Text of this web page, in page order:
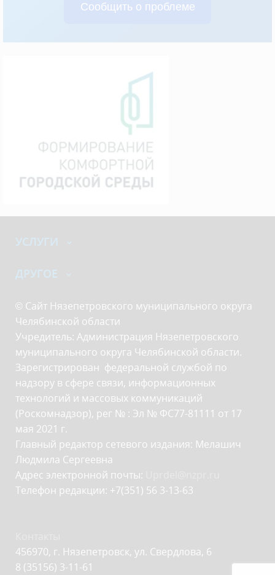
Сообщить о проблеме
УСЛУГИ
ДРУГОЕ
© Сайт Нязепетровского муниципального округа
Челябинской области
Учредитель: Администрация Нязепетровского
муниципального округа Челябинской области.
Зарегистрирован федеральной службой по
надзору в сфере связи, информационных
технологий и массовых коммуникаций
(Роскомнадзор), рег № : Эл № ФС77-81111 от 17
мая 2021 г.
Главный редактор сетевого издания: Мелашич
Людмила Сергеевна
Адрес электронной почты:
Телефон редакции: +7(351) 56 3-13-63
456970, г. Нязепетровск, ул. Свердлова, 6
8 (35156) 3-11-61